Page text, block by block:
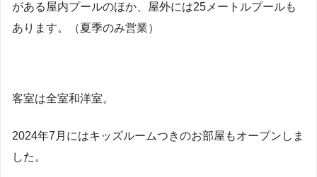
がある屋内プールのほか、屋外には25メートルプールも
あります。（夏季のみ営業）
客室は全室和洋室。
2024年7月にはキッズルームつきのお部屋もオープンしま
した。